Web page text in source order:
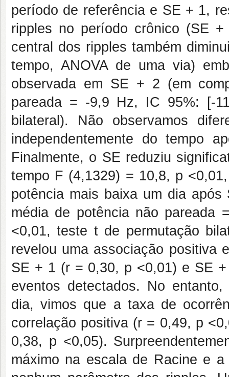
período de referência e SE + 1,
ripples no período crônico (SE
central dos ripples também
tempo, ANOVA de uma via)
observada em SE + 2 (em
pareada = -9,9 Hz, IC 95%: [-
bilateral). Não observamos
independentemente do tempo
Finalmente, o SE reduziu
tempo F (4,1329) = 10,8, p
potência mais baixa um dia após
média de potência não
<0,01, teste t de permutação
revelou uma associação positiva
SE + 1 (r = 0,30, p <0,01) e SE
eventos detectados. No
dia, vimos que a taxa de
correlação positiva (r = 0,49, p
0,38, p <0,05).
máximo na escala de Racine e